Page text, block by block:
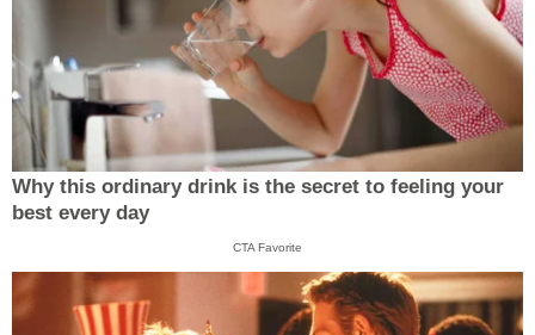
Why this ordinary drink is the secret to feeling your
best every day
CTA Favorite